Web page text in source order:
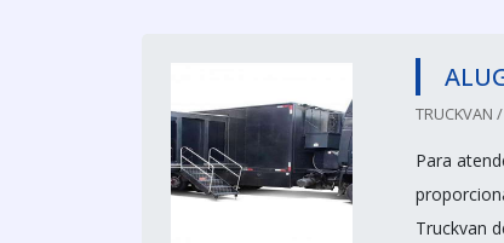
TRUCKVAN
Para
Truckvan